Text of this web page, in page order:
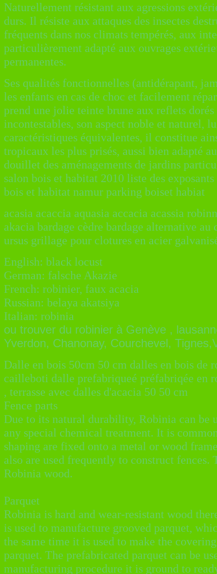
Naturellement résistant aux agressions
durs. Il résiste aux attaques des insectes
fréquents dans nos climats tempérés, aux
particulièrement adapté aux ouvrages
permanentes.
Ses qualités fonctionnelles (antidérapant,
les enfants en cas de choc et facilement
prend une jolie teinte brune aux reflets
incontestables, son aspect noble et naturel,
caractéristiques équivalentes, il constitue
tropicaux les plus prisés, aussi bien adapté
douillet des aménagements de jardins
salon bois et habitat 2010 liste des
bois et habitat namur parking boiset habiat
acasia acaccia aquasia accacia acassia
akacia bardage cèdre bardage alternative
ursus grillage pour clotures en acier
English: black locust
German: falsche Akazie
French: robinier, faux acacia
Russian: belaya akatsiya
Italian: robinia
ou trouver du robinier à Genève ,
Yverdon, Chanonay, Courchevel,
Dalle en bois 50cm 50 cm dalles en bois
cailleboti dalle prefabriqueé préfabriqée en
, terrasse avec dalles d'acacia 50 50 cm
Fence parts
Due to its natural durability, Robinia can be
any special chemical treatment. It is
shaping are fixed onto a metal or wood
also are used frequently to construct
Robinia wood.
Parquet
Robinia is hard and wear-resistant wood
is used to manufacture grooved parquet,
the same time it is used to make the
parquet. The prefabricated parquet can be
manufacturing procedure it is ground to